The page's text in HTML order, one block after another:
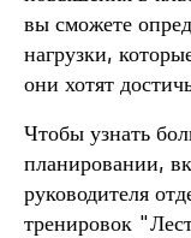
вы сможете
нагрузки,
они хотят
Чтобы узнать
планировании,
руководителя
тренировок